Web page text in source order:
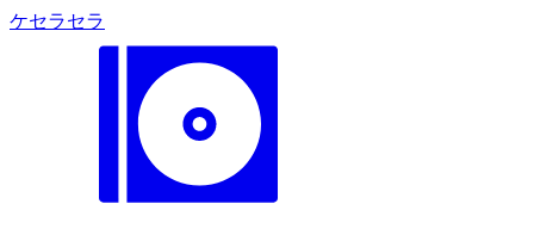
ケセラセラ